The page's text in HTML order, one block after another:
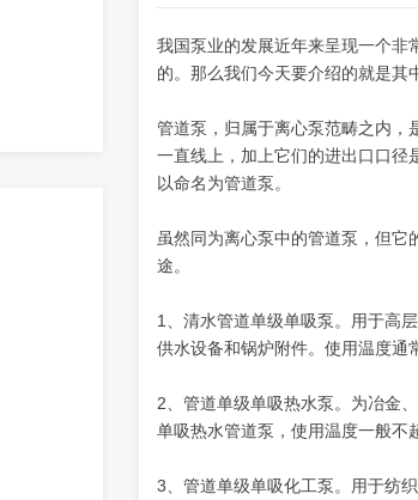
我国泵业的发展近年来呈现一个非
的。那么我们今天要介绍的就是
管道泵，归属于离心泵范畴之内，
一直线上，加上它们的进出口口径
以命名为管道泵。
虽然同为离心泵中的管道泵，但它
途。
1、清水管道单级单吸泵。用于高层
供水设备和锅炉附件。使用温度通
2、管道单级单吸热水泵。为冶金、
单吸热水管道泵，使用温度一般不
3、管道单级单吸化工泵。用于纺织